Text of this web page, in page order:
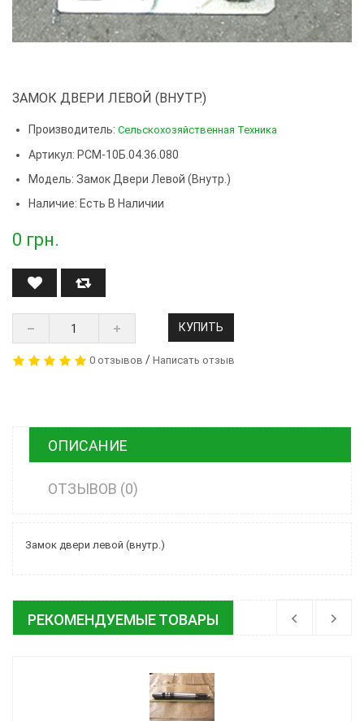
ЗАМОК ДВЕРИ ЛЕВОЙ (ВНУТР.)
Производитель: Сельскохозяйственная Техника
Артикул: РСМ-10Б.04.36.080
Модель: Замок Двери Левой (внутр.)
Наличие: Есть В Наличии
0 грн.
КУПИТЬ
0 отзывов / Написать отзыв
ОПИСАНИЕ
ОТЗЫВОВ (0)
Замок двери левой (внутр.)
РЕКОМЕНДУЕМЫЕ ТОВАРЫ